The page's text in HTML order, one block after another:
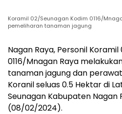
Koramil 02/Seunagan Kodim 0116/
pemeliharan tanaman jagung
Nagan Raya, Personil
0116/Mnagan Raya
tanaman jagung dan
Koranil seluas 0.5 Hektar di
Seunagan Kabupaten Nagan
(08/02/2024).